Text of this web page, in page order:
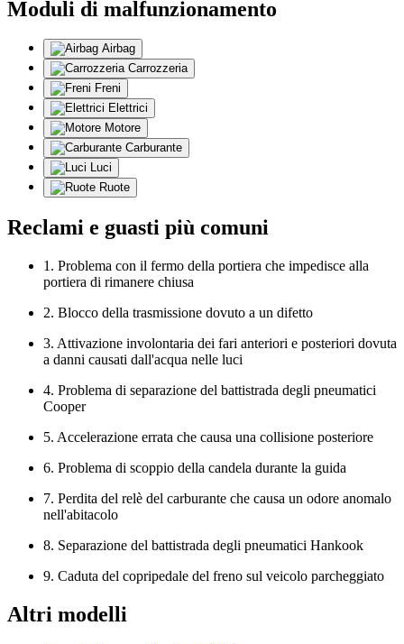
Moduli di malfunzionamento
Airbag
Carrozzeria
Freni
Elettrici
Motore
Carburante
Luci
Ruote
Reclami e guasti più comuni
1. Problema con il fermo della portiera che impedisce alla
portiera di rimanere chiusa
2. Blocco della trasmissione dovuto a un difetto
3. Attivazione involontaria dei fari anteriori e posteriori dovuta
a danni causati dall'acqua nelle luci
4. Problema di separazione del battistrada degli pneumatici
Cooper
5. Accelerazione errata che causa una collisione posteriore
6. Problema di scoppio della candela durante la guida
7. Perdita del relè del carburante che causa un odore anomalo
nell'abitacolo
8. Separazione del battistrada degli pneumatici Hankook
9. Caduta del copripedale del freno sul veicolo parcheggiato
Altri modelli